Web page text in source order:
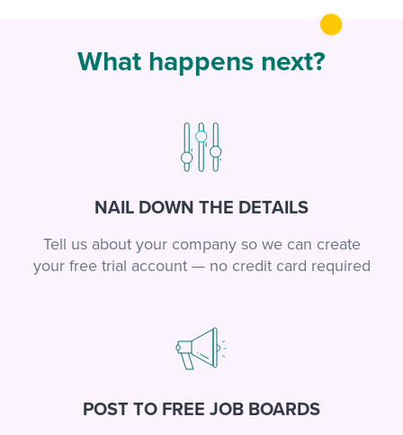
What happens next?
NAIL DOWN THE DETAILS
Tell us about your company so we can create
your free trial account — no credit card required
POST TO FREE JOB BOARDS